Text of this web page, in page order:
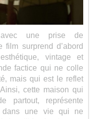
avec une prise de
surprend d’abord
vintage et
factice qui ne colle
mais qui est le reflet
cette maison qui
partout, représente
dans une vie qui ne